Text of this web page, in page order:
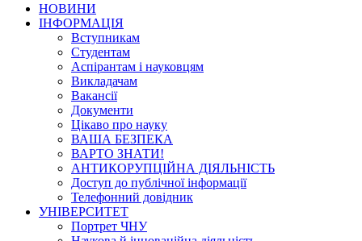
НОВИНИ
ІНФОРМАЦІЯ
Вступникам
Студентам
Аспірантам і науковцям
Викладачам
Вакансії
Документи
Цікаво про науку
ВАША БЕЗПЕКА
ВАРТО ЗНАТИ!
АНТИКОРУПЦІЙНА ДІЯЛЬНІСТЬ
Доступ до публічної інформації
Телефонний довідник
УНІВЕРСИТЕТ
Портрет ЧНУ